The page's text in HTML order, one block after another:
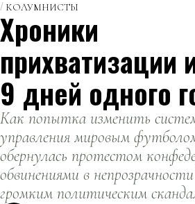
КОЛУМНИСТЫ
Хроники
прихватизации
9 дней одного
Как попытка изменить
управления мировым
обернулась протестом
обвинениями в
громким политическим